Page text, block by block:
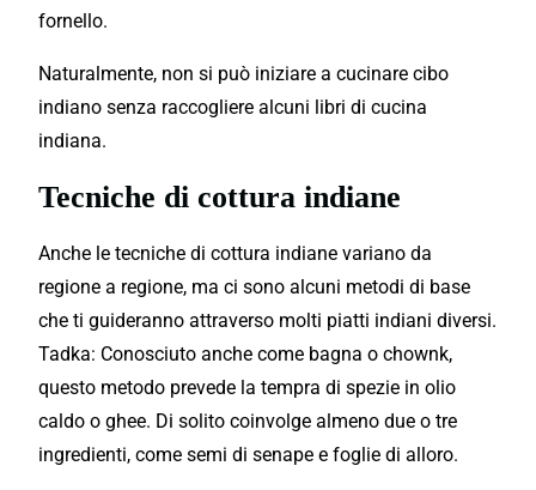
fornello.
Naturalmente, non si può iniziare a cucinare cibo
indiano senza raccogliere alcuni libri di cucina
indiana.
Tecniche di cottura indiane
Anche le tecniche di cottura indiane variano da
regione a regione, ma ci sono alcuni metodi di base
che ti guideranno attraverso molti piatti indiani diversi.
Tadka: Conosciuto anche come bagna o chownk,
questo metodo prevede la tempra di spezie in olio
caldo o ghee. Di solito coinvolge almeno due o tre
ingredienti, come semi di senape e foglie di alloro.